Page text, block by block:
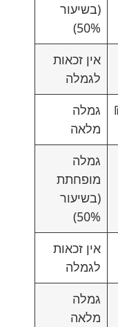
(בשיעור
50%)
אין זכאות
לגמלה
גמלה
מלאה
גמלה
מופחתת
(בשיעור
50%)
אין זכאות
לגמלה
גמלה
מלאה